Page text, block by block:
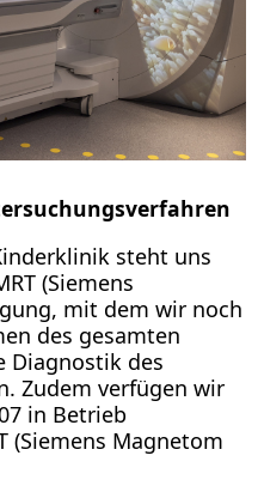
steht uns
(Siemens
mit dem wir noch
des gesamten
Diagnostik des
Zudem verfügen wir
in Betrieb
(Siemens Magnetom